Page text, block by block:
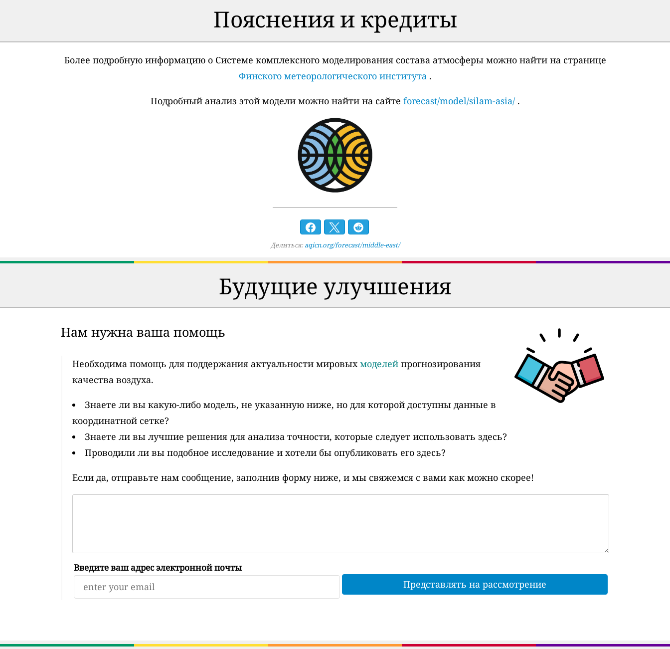
Пояснения и кредиты
Более подробную информацию о Системе комплексного моделирования состава атмосферы можно найти на странице
Финского метеорологического института .
Подробный анализ этой модели можно найти на сайте forecast/model/silam-asia/.
Делиться: aqicn.org/forecast/middle-east/
Будущие улучшения
Нам нужна ваша помощь
Необходима помощь для поддержания актуальности мировых моделей прогнозирования
качества воздуха.
Знаете ли вы какую-либо модель, не указанную ниже, но для которой доступны данные в
координатной сетке?
Знаете ли вы лучшие решения для анализа точности, которые следует использовать здесь?
Проводили ли вы подобное исследование и хотели бы опубликовать его здесь?
Если да, отправьте нам сообщение, заполнив форму ниже, и мы свяжемся с вами как можно скорее!
Введите ваш адрес электронной почты